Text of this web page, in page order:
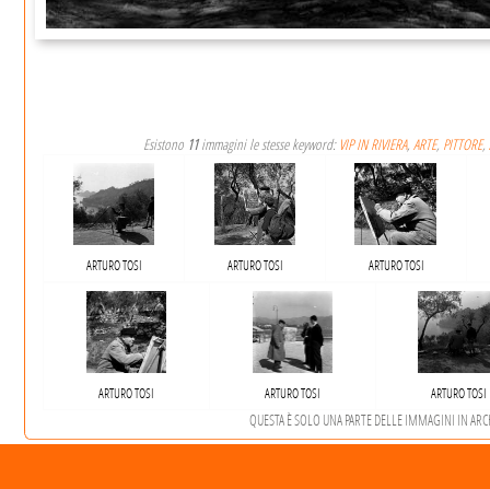
Esistono 11immagini le stesse keyword: VIP IN RIVIERA,ARTE, PITTORE,
ARTURO TOSI ARTURO TOSI ARTURO TOSI
ARTURO TOSI ARTURO TOSI ARTURO TOSI
QUESTA È SOLO UNA PARTE DELLE IMMAGINI IN